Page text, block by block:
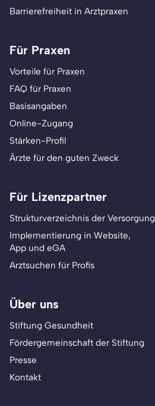
Barrierefreiheit in Arztpraxen
Für Praxen
Vorteile für Praxen
FAQ für Praxen
Basisangaben
Online-Zugang
Stärken-Profil
Ärzte für den guten Zweck
Für Lizenzpartner
Strukturverzeichnis der Versorgung
Implementierung in Website,
App und eGA
Arztsuchen für Profis
Über uns
Stiftung Gesundheit
Fördergemeinschaft der Stiftung
Presse
Kontakt